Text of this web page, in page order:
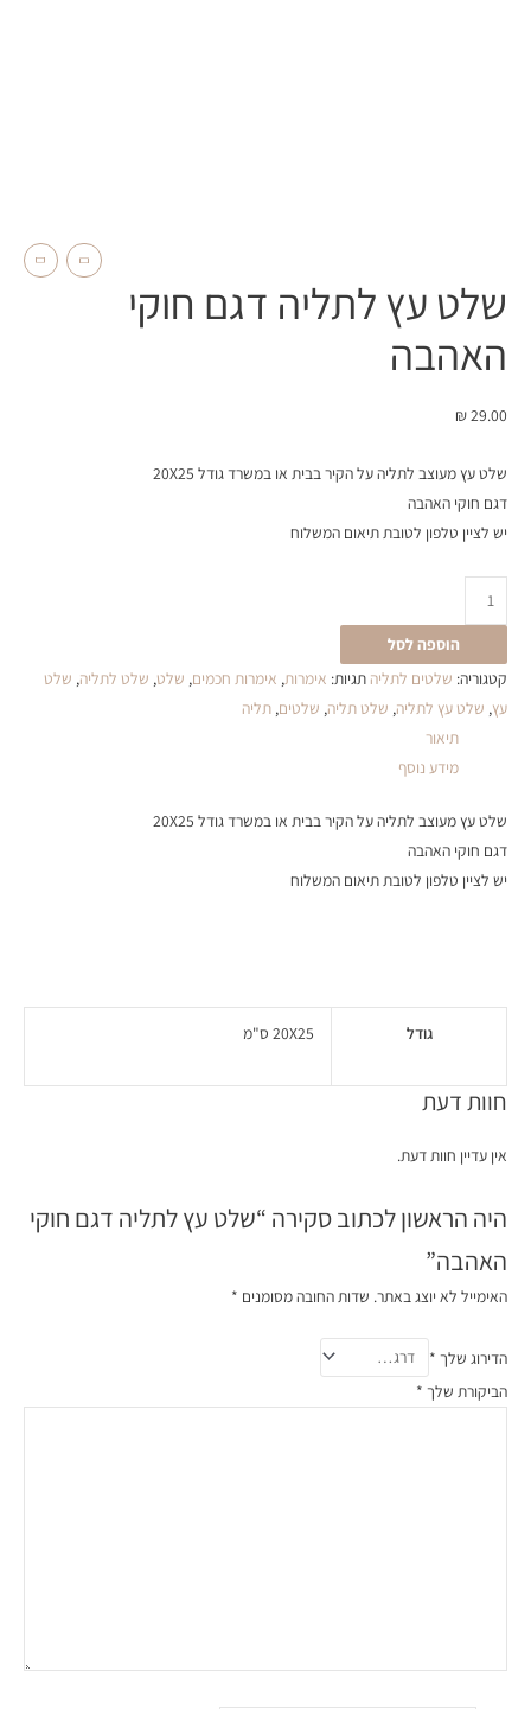
שלט עץ לתליה דגם חוקי
האהבה
₪29.00
שלט עץ מעוצב לתליה על הקיר בבית או במשרד גודל 20X25
דגם חוקי האהבה
יש לציין טלפון לטובת תיאום המשלוח
הוספה לסל
קטגוריה: שלטים לתליה תגיות: אימרות, אימרות חכמים, שלט, שלט לתליה, שלט
עץ, שלט עץ לתליה, שלט תליה, שלטים, תליה
תיאור
מידע נוסף
שלט עץ מעוצב לתליה על הקיר בבית או במשרד גודל 20X25
דגם חוקי האהבה
יש לציין טלפון לטובת תיאום המשלוח
גודל 20X25 ס"מ
חוות דעת
אין עדיין חוות דעת.
היה הראשון לכתוב סקירה “שלט עץ לתליה דגם חוקי
האהבה”
האימייל לא יוצג באתר. שדות החובה מסומנים *
הדירוג שלך *
הביקורת שלך *